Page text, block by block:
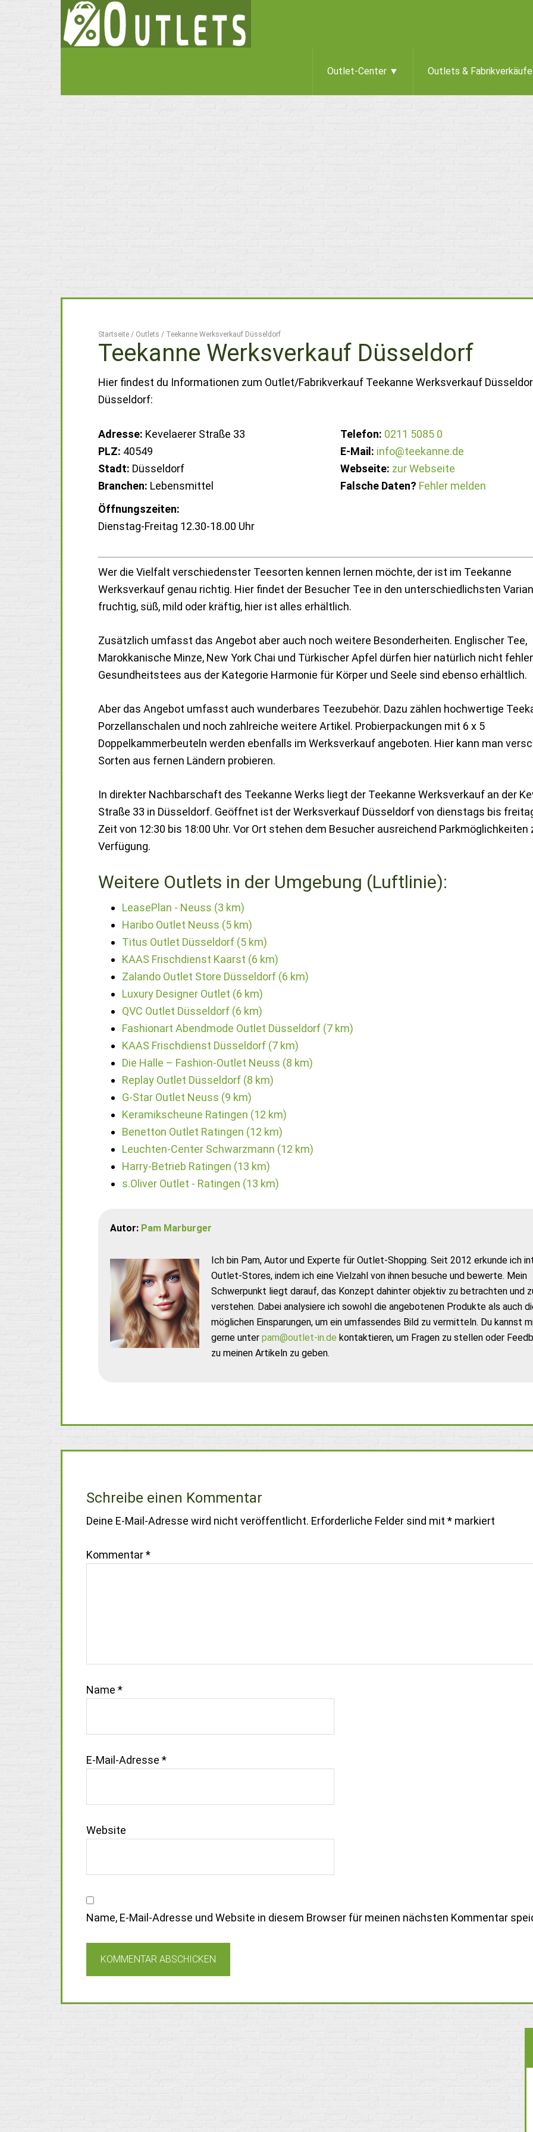
Outlet-Center ▼ Outlets &
Startseite / Outlets / Teekanne Werksverkauf Düsseldorf
Teekanne Werksverkauf Düsseldorf
Hier findest du Informationen zum Outlet/Fabrikverkauf Teekanne Werksverkauf
Düsseldorf:
Adresse: Kevelaerer Straße 33
PLZ: 40549
Stadt: Düsseldorf
Branchen: Lebensmittel
Telefon: 0211 5085 0
E-Mail: info@teekanne.de
Webseite: zur Webseite
Falsche Daten? Fehler melden
Öffnungszeiten:
Dienstag-Freitag 12.30-18.00 Uhr
Wer die Vielfalt verschiedenster Teesorten kennen lernen möchte, der ist im Teekanne
Werksverkauf genau richtig. Hier findet der Besucher Tee in den unterschiedlichsten
fruchtig, süß, mild oder kräftig, hier ist alles erhältlich.
Zusätzlich umfasst das Angebot aber auch noch weitere Besonderheiten. Englischer Tee,
Marokkanische Minze, New York Chai und Türkischer Apfel dürfen hier natürlich nicht
Gesundheitstees aus der Kategorie Harmonie für Körper und Seele sind ebenso erhältlich.
Aber das Angebot umfasst auch wunderbares Teezubehör. Dazu zählen hochwertige
Porzellanschalen und noch zahlreiche weitere Artikel. Probierpackungen mit 6 x 5
Doppelkammerbeuteln werden ebenfalls im Werksverkauf angeboten. Hier kann man
Sorten aus fernen Ländern probieren.
In direkter Nachbarschaft des Teekanne Werks liegt der Teekanne Werksverkauf an der
Straße 33 in Düsseldorf. Geöffnet ist der Werksverkauf Düsseldorf von dienstags bis
Zeit von 12:30 bis 18:00 Uhr. Vor Ort stehen dem Besucher ausreichend Parkmöglichkeiten
Verfügung.
Weitere Outlets in der Umgebung (Luftlinie):
LeasePlan - Neuss (3 km)
Haribo Outlet Neuss (5 km)
Titus Outlet Düsseldorf (5 km)
KAAS Frischdienst Kaarst (6 km)
Zalando Outlet Store Düsseldorf (6 km)
Luxury Designer Outlet (6 km)
QVC Outlet Düsseldorf (6 km)
Fashionart Abendmode Outlet Düsseldorf (7 km)
KAAS Frischdienst Düsseldorf (7 km)
Die Halle – Fashion-Outlet Neuss (8 km)
Replay Outlet Düsseldorf (8 km)
G-Star Outlet Neuss (9 km)
Keramikscheune Ratingen (12 km)
Benetton Outlet Ratingen (12 km)
Leuchten-Center Schwarzmann (12 km)
Harry-Betrieb Ratingen (13 km)
s.Oliver Outlet - Ratingen (13 km)
Autor: Pam Marburger
Ich bin Pam, Autor und Experte für Outlet-Shopping. Seit 2012 erkunde ich
Outlet-Stores, indem ich eine Vielzahl von ihnen besuche und bewerte. Mein
Schwerpunkt liegt darauf, das Konzept dahinter objektiv zu betrachten und
verstehen. Dabei analysiere ich sowohl die angebotenen Produkte als auch
möglichen Einsparungen, um ein umfassendes Bild zu vermitteln. Du kannst
gerne unter pam@outlet-in.de kontaktieren, um Fragen zu stellen oder
zu meinen Artikeln zu geben.
Schreibe einen Kommentar
Deine E-Mail-Adresse wird nicht veröffentlicht. Erforderliche Felder sind mit * markiert
Kommentar*
Name *
E-Mail-Adresse *
Website
Name, E-Mail-Adresse und Website in diesem Browser für meinen nächsten Kommentar